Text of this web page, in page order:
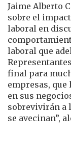
Jaime Alberto
sobre el
laboral en
laboral que
final para
empresas,
en sus
sobrevivirán a
se avecinan”,